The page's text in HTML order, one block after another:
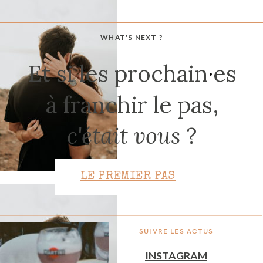
WHAT'S NEXT ?
SUIVRE LES ACTUS
Et si les prochain·es
à franchir le pas,
c'était vous ?
INSTAGRAM
LE PREMIER PAS
CONTACT